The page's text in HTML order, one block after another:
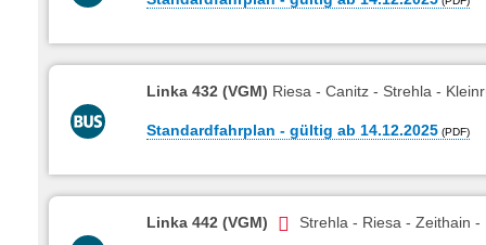
Linka 432 (VGM) Riesa - Canitz - Strehla -
Standardfahrplan - gültig ab 14.12.2025
Linka 442 (VGM) Strehla - Riesa - Zeithain -